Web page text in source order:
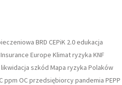
BRD CEPiK 2.0 edukacja
Insurance Europe Klimat ryzyka KNF
likwidacja szkód Mapa ryzyka Polaków
ppm OC przedsiębiorcypandemia PEPP